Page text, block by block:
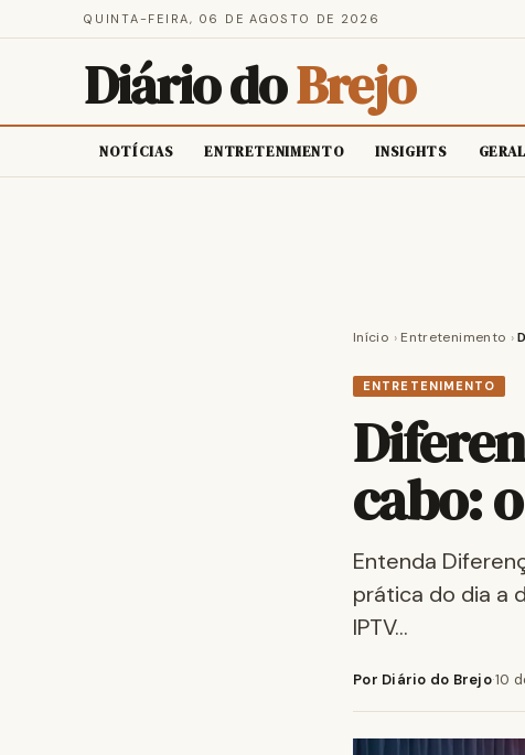
QUINTA-FEIRA, 06 DE AGOSTO DE 2026
Diário doBrejo
NOTÍCIAS ENTRETENIMENTO INSIGHTS GERAL
Início › Entretenimento ›
ENTRETENIMENTO
cabo:
Entenda
prática do dia a
IPTV…
Por Diário do Brejo·10